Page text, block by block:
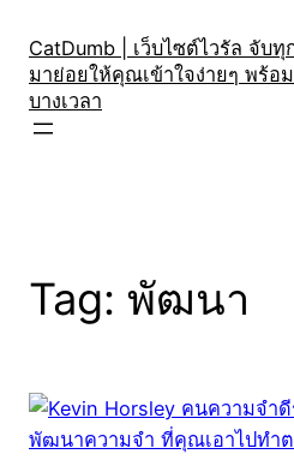
content
CatDumb | เว็บไซต์ไวรัล จับ
มาย่อยให้คุณเข้าใจง่ายๆ พร้อ
บางเวลา
Tag: พัฒนา